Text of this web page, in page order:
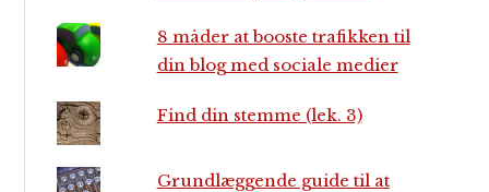
8 måder at booste trafikken til
din blog med sociale medier
Find din stemme (lek. 3)
Grundlæggende guide til at